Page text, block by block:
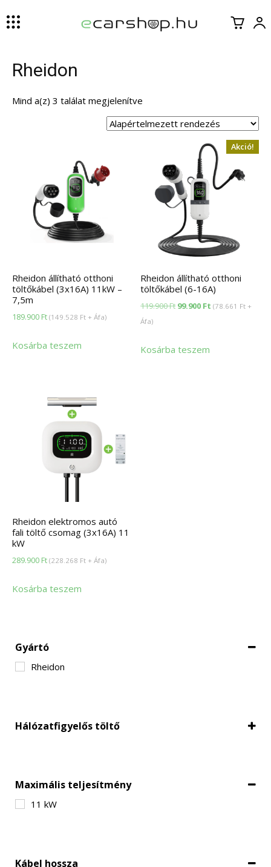
Rheidon
Mind a(z) 3 találat megjelenítve
Rheidon állítható otthoni
töltőkábel (3x16A) 11kW –
7,5m
189.900 Ft (149.528 Ft + Áfa)
Kosárba teszem
Akció!
Rheidon állítható otthoni
töltőkábel (6-16A)
119.900Ft Original
119.900 Ft.
99.900 Ft Current
(78.661 Ft +
Áfa)
Kosárba teszem
Rheidon elektromos autó
fali töltő csomag (3x16A) 11
kW
289.900 Ft (228.268 Ft + Áfa)
Kosárba teszem
Gyártó
Rheidon
Hálózatfigyelős töltő
Maximális teljesítmény
11 kW
Kábel hossza